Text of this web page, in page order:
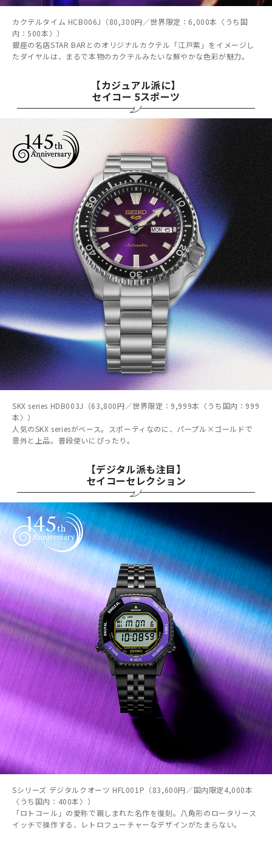
カクテルタイム HCB006J（80,300円／世界限定：6,000本〈うち国
内：500本〉）
銀座の名店STAR BARとのオリジナルカクテル「江戸紫」をイメージし
たダイヤルは、まるで本物のカクテルみたいな鮮やかな色彩が魅力。
【カジュアル派に】
セイコー 5スポーツ
SKX series HDB003J（63,800円／世界限定：9,999本〈うち国内：999
本〉）
人気のSKX seriesがベース。スポーティなのに、パープル×ゴールドで
意外と上品。普段使いにぴったり。
【デジタル派も注目】
セイコーセレクション
Sシリーズ デジタルクオーツ HFL001P（83,600円／国内限定4,000本
〈うち国内：400本〉）
「ロトコール」の愛称で親しまれた名作を復刻。八角形のロータリース
イッチで操作する、レトロフューチャーなデザインがたまらない。